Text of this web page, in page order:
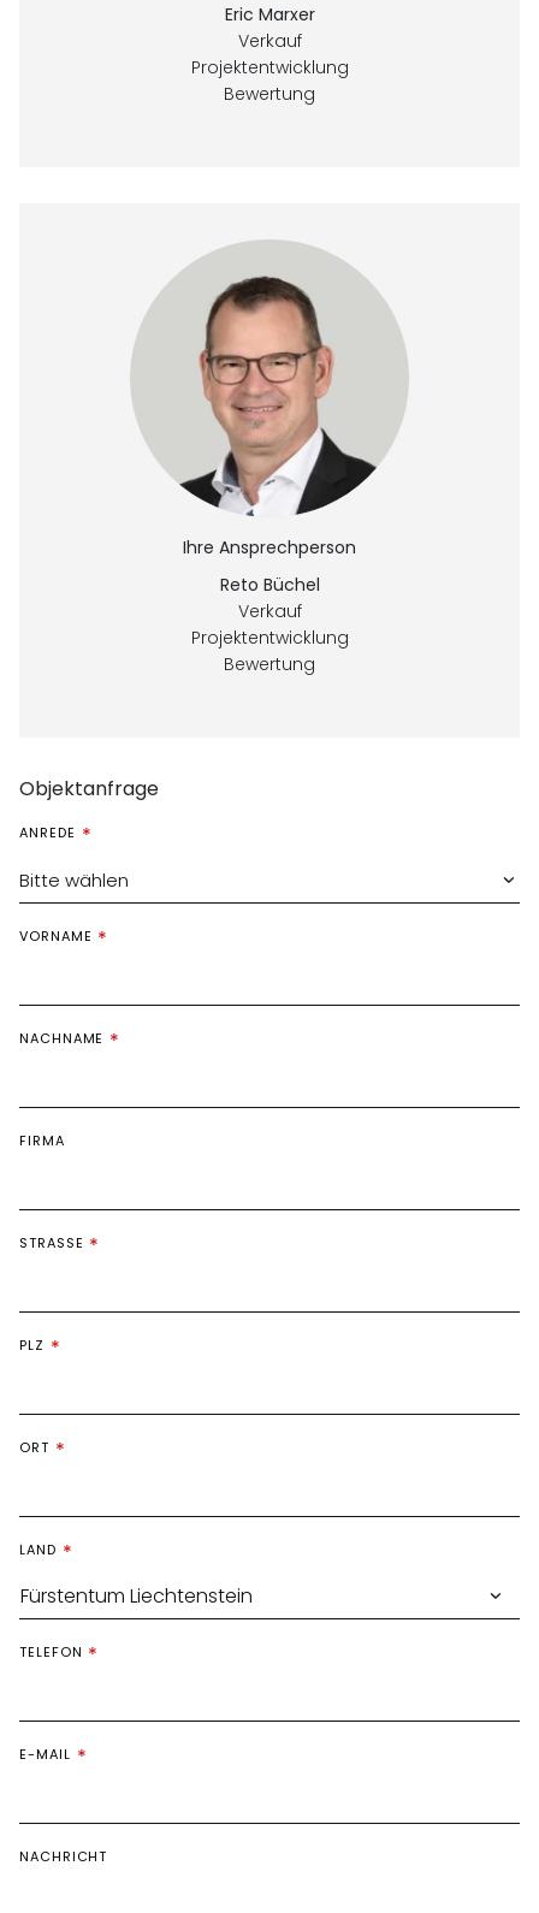
Eric Marxer
Verkauf
Projektentwicklung
Bewertung
Ihre Ansprechperson
Reto Büchel
Verkauf
Projektentwicklung
Bewertung
Objektanfrage
ANREDE
Bitte wählen
VORNAME
NACHNAME
FIRMA
STRASSE
PLZ
ORT
LAND
TELEFON
E-MAIL
NACHRICHT